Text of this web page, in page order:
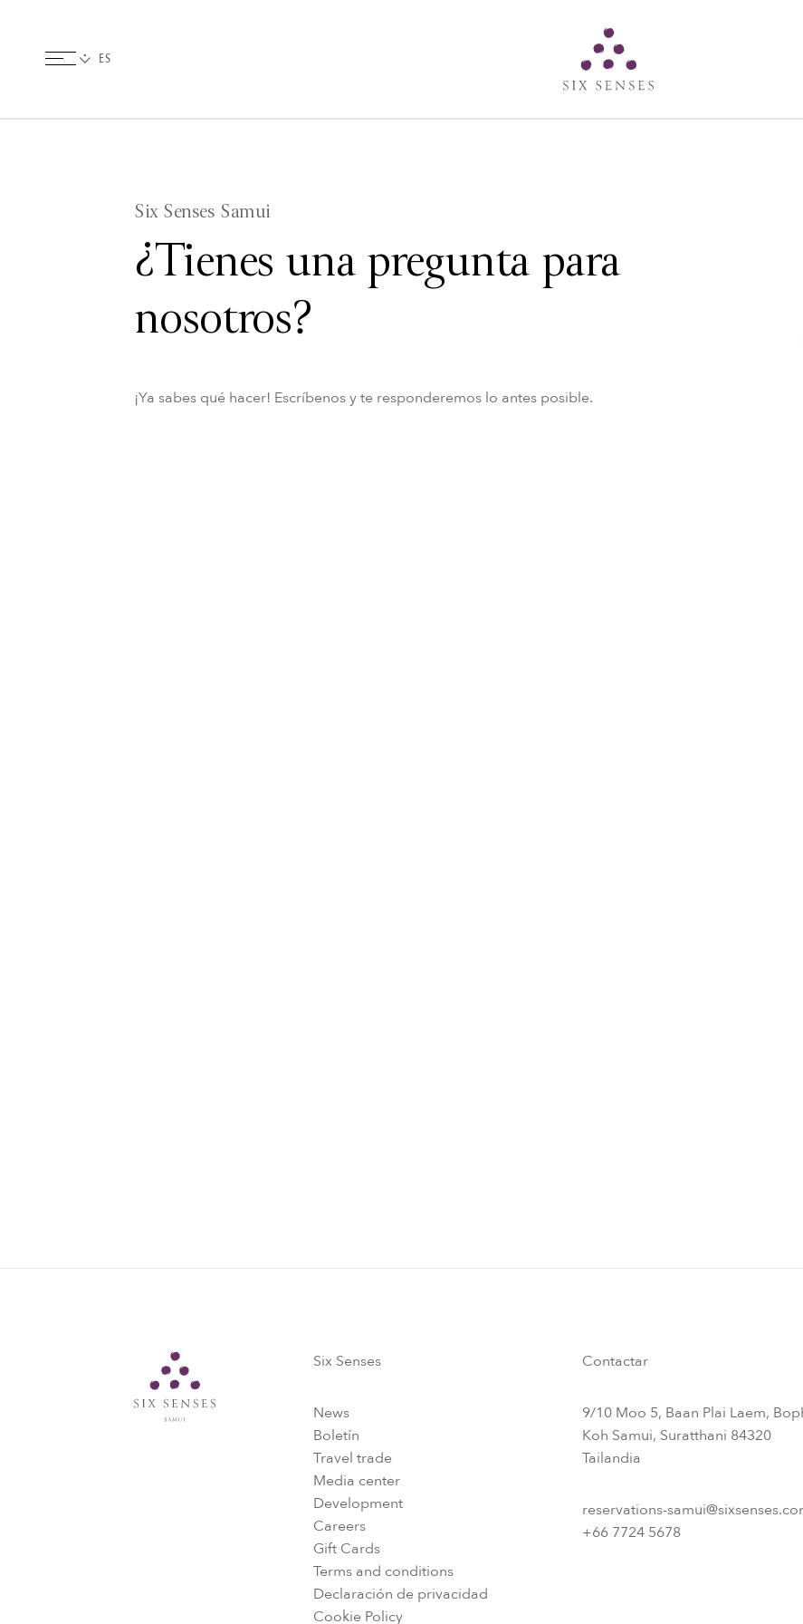
Six Senses Samui
¿Tienes una pregunta para
nosotros?
¡Ya sabes qué hacer! Escríbenos y te responderemos lo antes posible.
Six Senses
News
Boletín
Travel trade
Media center
Development
Careers
Gift Cards
Terms and conditions
Declaración de privacidad
Cookie Policy
Contactar
9/10 Moo 5, Baan Plai Laem,
Koh Samui, Suratthani 84320
Tailandia
reservations-
+66 7724 5678